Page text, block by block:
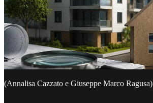
(Annalisa Cazzato e Giuseppe Marco Ragusa)